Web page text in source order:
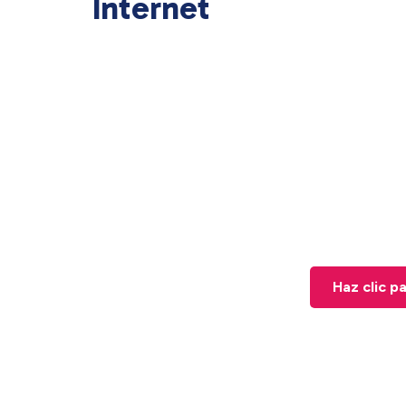
Haz clic